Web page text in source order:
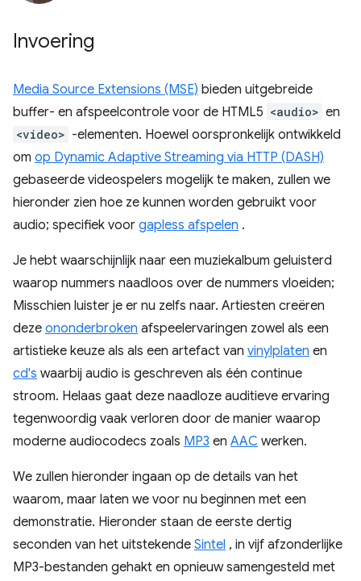
Invoering
Media Source Extensions (MSE) bieden uitgebreide
buffer- en afspeelcontrole voor de HTML5 <audio> en
<video> -elementen. Hoewel oorspronkelijk ontwikkeld
om op Dynamic Adaptive Streaming via HTTP (DASH)
gebaseerde videospelers mogelijk te maken, zullen we
hieronder zien hoe ze kunnen worden gebruikt voor
audio; specifiek voor gapless afspelen .
Je hebt waarschijnlijk naar een muziekalbum geluisterd
waarop nummers naadloos over de nummers vloeiden;
Misschien luister je er nu zelfs naar. Artiesten creëren
deze ononderbroken afspeelervaringen zowel als een
artistieke keuze als als een artefact van vinylplaten en
cd's waarbij audio is geschreven als één continue
stroom. Helaas gaat deze naadloze auditieve ervaring
tegenwoordig vaak verloren door de manier waarop
moderne audiocodecs zoals MP3 en AAC werken.
We zullen hieronder ingaan op de details van het
waarom, maar laten we voor nu beginnen met een
demonstratie. Hieronder staan ​​de eerste dertig
seconden van het uitstekende Sintel , in vijf afzonderlijke
MP3-bestanden gehakt en opnieuw samengesteld met